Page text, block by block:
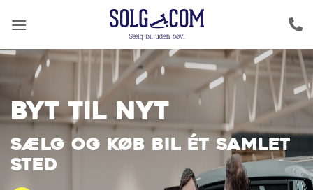
BYT TIL NYT
SÆLG OG KØB BIL ÉT SAMLET
STED